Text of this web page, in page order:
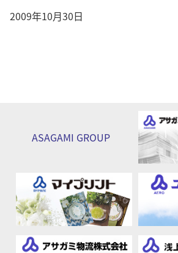
2009年10月30日
ASAGAMI GROUP